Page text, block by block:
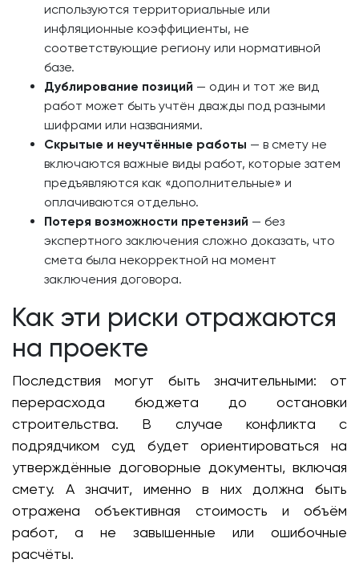
используются территориальные или
инфляционные коэффициенты, не
соответствующие региону или нормативной
базе.
Дублирование позиций — один и тот же вид
работ может быть учтён дважды под разными
шифрами или названиями.
Скрытые и неучтённые работы — в смету не
включаются важные виды работ, которые затем
предъявляются как «дополнительные» и
оплачиваются отдельно.
Потеря возможности претензий — без
экспертного заключения сложно доказать, что
смета была некорректной на момент
заключения договора.
Как эти риски отражаются
на проекте
Последствия могут быть значительными: от
перерасхода бюджета до остановки
строительства. В случае конфликта с
подрядчиком суд будет ориентироваться на
утверждённые договорные документы, включая
смету. А значит, именно в них должна быть
отражена объективная стоимость и объём
работ, а не завышенные или ошибочные
расчёты.